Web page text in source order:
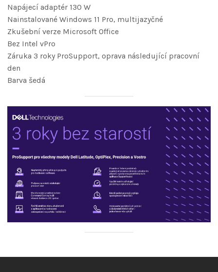
Napájecí adaptér 130 W
Nainstalované Windows 11 Pro, multijazyčné
Zkušební verze Microsoft Office
Bez Intel vPro
Záruka 3 roky ProSupport, oprava následující pracovní
den
Barva šedá